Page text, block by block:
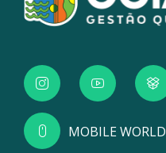
MOBILE WORLD